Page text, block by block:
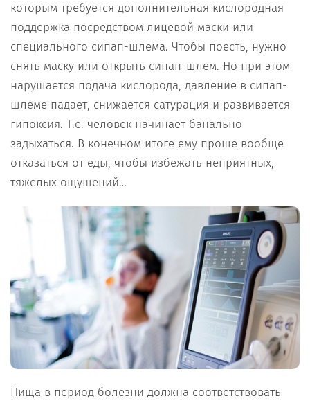
которым требуется дополнительная кислородная
поддержка посредством лицевой маски или
специального сипап-шлема. Чтобы поесть, нужно
снять маску или открыть сипап-шлем. Но при этом
нарушается подача кислорода, давление в сипап-
шлеме падает, снижается сатурация и развивается
гипоксия. Т.е. человек начинает банально
задыхаться. В конечном итоге ему проще вообще
отказаться от еды, чтобы избежать неприятных,
тяжелых ощущений…
Пища в период болезни должна соответствовать